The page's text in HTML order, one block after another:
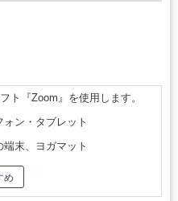
ト『Zoom』を使用します。
ォン・タブレット
端末、ヨガマット
め